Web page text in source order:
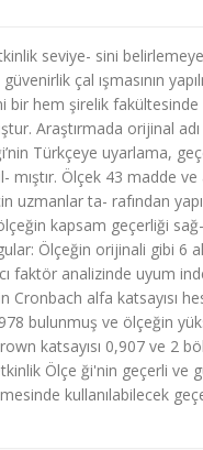
seviye- sini
çal ışmasının
hem şirelik fakültesinde
Araştırmada orijinal
Türkçeye uyarlama,
mıştır. Ölçek 43 madde
uzmanlar ta- rafından
kapsam geçerliği sağ-
Ölçeğin orijinali gibi
faktör analizinde uyum
alfa katsayısı
bulunmuş ve ölçeğin
katsayısı 0,907 ve 2
Ölçe ği'nin geçerli
kullanılabilecek